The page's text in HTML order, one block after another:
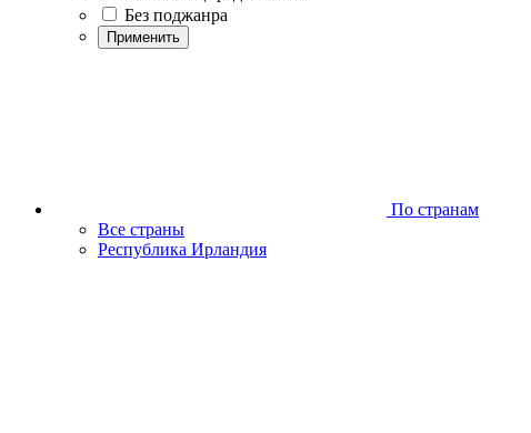
Без поджанра
Применить
По странам
Все страны
Республика Ирландия